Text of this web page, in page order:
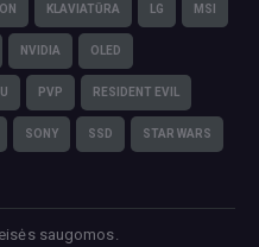
KLAVIATŪRA LG MSI
NVIDIA OLED
PVP RESIDENT EVIL
SONY SSD STAR WARS
saugomos.